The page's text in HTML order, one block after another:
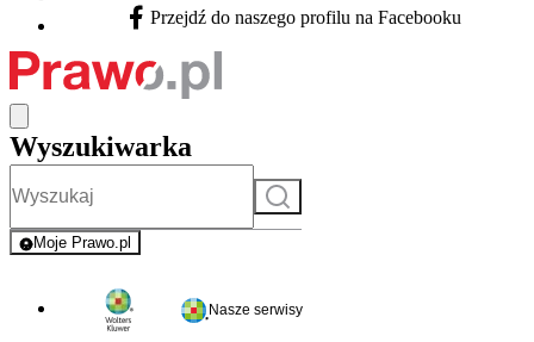
Facebook - otwiera się w nowej karcie
Przejdź do naszego profilu na Facebooku
Wyszukiwarka
Szukaj
Moje Prawo.pl
- rejestracja i logowanie do serwisu
Nasze serwisy